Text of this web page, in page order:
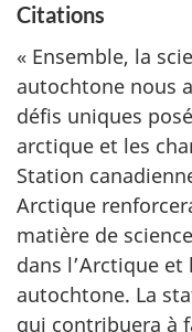
Citations
« Ensemble, la
autochtone nous
défis uniques
arctique et les
Station
Arctique
matière de
dans l’Arctique
autochtone. La
qui contribuera à